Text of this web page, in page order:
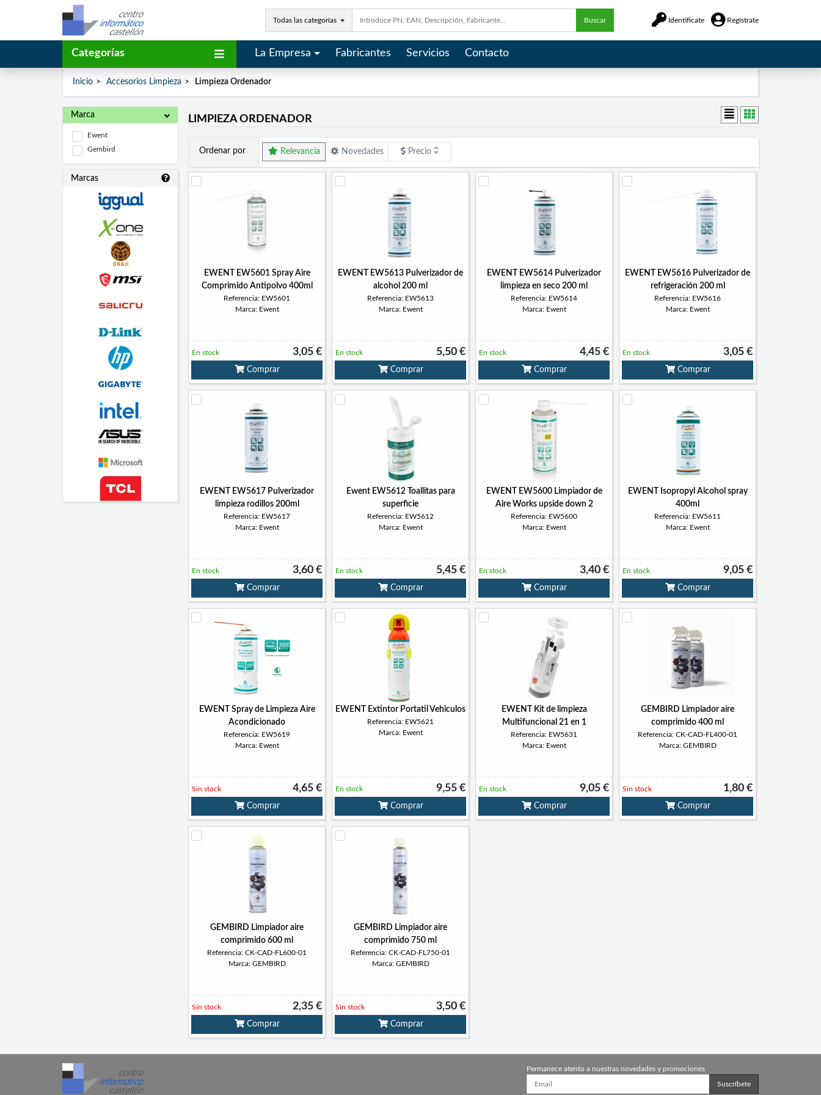
Todas las categorías Buscar Identifícate Regístrate
Categorías La Empresa Fabricantes Servicios Contacto
Inicio Accesorios Limpieza Limpieza Ordenador
Marca
Ewent
Gembird
Marcas
LIMPIEZA ORDENADOR
Ordenar por Relevancia Novedades Precio
EWENT EW5601 Spray Aire
Comprimido Antipolvo 400ml
Referencia: EW5601
Marca: Ewent
3,05 €
En stock
Comprar
EWENT EW5613 Pulverizador de
alcohol 200 ml
Referencia: EW5613
Marca: Ewent
5,50 €
En stock
Comprar
EWENT EW5614 Pulverizador
limpieza en seco 200 ml
Referencia: EW5614
Marca: Ewent
4,45 €
En stock
Comprar
EWENT EW5616 Pulverizador de
refrigeración 200 ml
Referencia: EW5616
Marca: Ewent
3,05 €
En stock
Comprar
EWENT EW5617 Pulverizador
limpieza rodillos 200ml
Referencia: EW5617
Marca: Ewent
3,60 €
En stock
Comprar
Ewent EW5612 Toallitas para
superficie
Referencia: EW5612
Marca: Ewent
5,45 €
En stock
Comprar
EWENT EW5600 Limpiador de
Aire Works upside down 2
Referencia: EW5600
Marca: Ewent
3,40 €
En stock
Comprar
EWENT Isopropyl Alcohol spray
400ml
Referencia: EW5611
Marca: Ewent
9,05 €
En stock
Comprar
EWENT Spray de Limpieza Aire
Acondicionado
Referencia: EW5619
Marca: Ewent
4,65 €
Sin stock
Comprar
EWENT Extintor Portatil Vehiculos
Referencia: EW5621
Marca: Ewent
9,55 €
En stock
Comprar
EWENT Kit de limpieza
Multifuncional 21 en 1
Referencia: EW5631
Marca: Ewent
9,05 €
En stock
Comprar
GEMBIRD Limpiador aire
comprimido 400 ml
Referencia: CK-CAD-FL400-01
Marca: GEMBIRD
1,80 €
Sin stock
Comprar
GEMBIRD Limpiador aire
comprimido 600 ml
Referencia: CK-CAD-FL600-01
Marca: GEMBIRD
2,35 €
Sin stock
Comprar
GEMBIRD Limpiador aire
comprimido 750 ml
Referencia: CK-CAD-FL750-01
Marca: GEMBIRD
3,50 €
Sin stock
Comprar
Permanece atento a nuestras novedades y promociones
Suscríbete